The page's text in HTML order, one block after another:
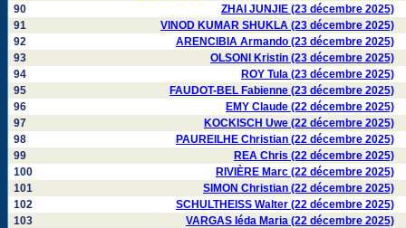
90
ZHAI JUNJIE (23 décembre 2025)
91
VINOD KUMAR SHUKLA (23 décembre 2025)
92
ARENCIBIA Armando (23 décembre 2025)
93
OLSONI Kristin (23 décembre 2025)
94
ROY Tula (23 décembre 2025)
95
FAUDOT-BEL Fabienne (23 décembre 2025)
96
EMY Claude (22 décembre 2025)
97
KOCKISCH Uwe (22 décembre 2025)
98
PAUREILHE Christian (22 décembre 2025)
99
REA Chris (22 décembre 2025)
100
RIVIÈRE Marc (22 décembre 2025)
101
SIMON Christian (22 décembre 2025)
102
SCHULTHEISS Walter (22 décembre 2025)
103
VARGAS Iéda Maria (22 décembre 2025)